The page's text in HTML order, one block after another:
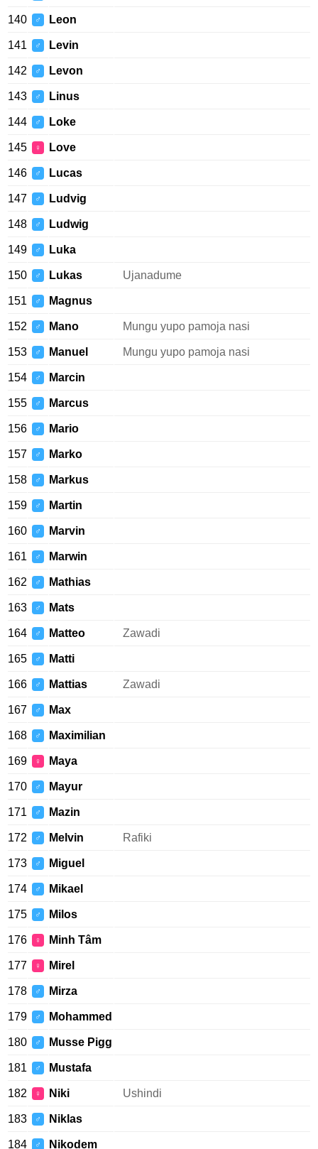
140 ♂ Leon
141 ♂ Levin
142 ♂ Levon
143 ♂ Linus
144 ♂ Loke
145 ♀ Love
146 ♂ Lucas
147 ♂ Ludvig
148 ♂ Ludwig
149 ♂ Luka
150 ♂ Lukas Ujanadume
151 ♂ Magnus
152 ♂ Mano Mungu yupo pamoja nasi
153 ♂ Manuel Mungu yupo pamoja nasi
154 ♂ Marcin
155 ♂ Marcus
156 ♂ Mario
157 ♂ Marko
158 ♂ Markus
159 ♂ Martin
160 ♂ Marvin
161 ♂ Marwin
162 ♂ Mathias
163 ♂ Mats
164 ♂ Matteo Zawadi
165 ♂ Matti
166 ♂ Mattias Zawadi
167 ♂ Max
168 ♂ Maximilian
169 ♀ Maya
170 ♂ Mayur
171 ♂ Mazin
172 ♂ Melvin Rafiki
173 ♂ Miguel
174 ♂ Mikael
175 ♂ Milos
176 ♀ Minh Tâm
177 ♀ Mirel
178 ♂ Mirza
179 ♂ Mohammed
180 ♂ Musse Pigg
181 ♂ Mustafa
182 ♀ Niki Ushindi
183 ♂ Niklas
184 ♂ Nikodem